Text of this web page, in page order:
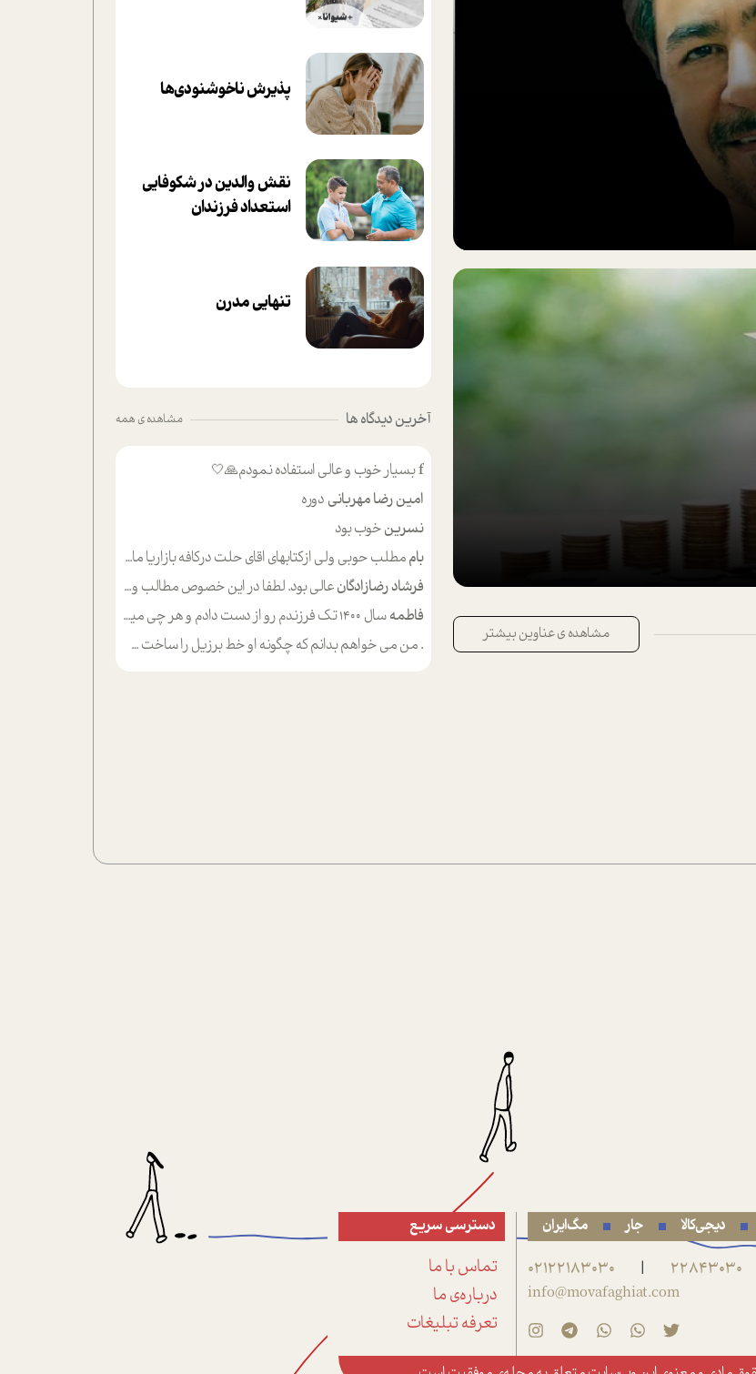
مشاهده ی عناوین بیشتر
پذیرش ناخوشنودی‌ها
نقش والدین در شکوفا‌یی
ا‌ستعداد فرزندان‌
تنهایی مدرن
آخرین دیدگاه ها مشاهده ی همه
fبسیار خوب و عالی استفاده نمودم🙏🤍
امین رضا مهربانی دوره
نسرینخوب بود
باممطلب حوبی ولی ازکتابهای اقای حلت درکافه بازاریا مایکت میزاشتن رایگان خوب بود ولی هرکدام خلاصه شده ش تومجله از طریق سایت هم خوبه اینکه درزیر اخرصفحه گذاشته شده خب ادم خبره میره نصب میکنه میخونه ولی هرکسی گوشیش ظرفیتش نداره باتشکر
فرشاد رضازادگانعالی بود. لطفا در این خصوص مطالب و مثال های بیشتر ی ارایه دهید
فاطمهسال ۱۴۰۰ تک فرزندم رو از دست دادم و هر چی میگذره حالم بدتر میشه و دلتنگتر تنایی رو ترجیح دادم و معاشرت برام سخت شده
.من می خواهم بدانم که چگونه او خط برزیل را ساخت چگونه با چه چیز هایی
دیجی‌کالا جار مگ‌ایران
22843030
|
02122183030
info@movafaghiat.com
دسترسی سریع
تماس با ما
درباره‌ی ما
تعرفه تبلیغات